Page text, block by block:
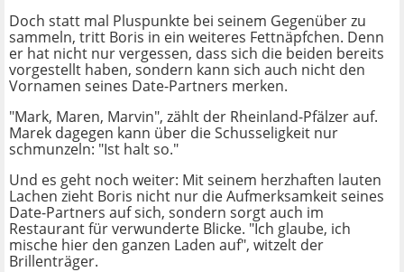
Doch statt mal Pluspunkte bei seinem Gegenüber zu
sammeln, tritt Boris in ein weiteres Fettnäpfchen. Denn
er hat nicht nur vergessen, dass sich die beiden bereits
vorgestellt haben, sondern kann sich auch nicht den
Vornamen seines Date-Partners merken.
"Mark, Maren, Marvin", zählt der Rheinland-Pfälzer auf.
Marek dagegen kann über die Schusseligkeit nur
schmunzeln: "Ist halt so."
Und es geht noch weiter: Mit seinem herzhaften lauten
Lachen zieht Boris nicht nur die Aufmerksamkeit seines
Date-Partners auf sich, sondern sorgt auch im
Restaurant für verwunderte Blicke. "Ich glaube, ich
mische hier den ganzen Laden auf", witzelt der
Brillenträger.